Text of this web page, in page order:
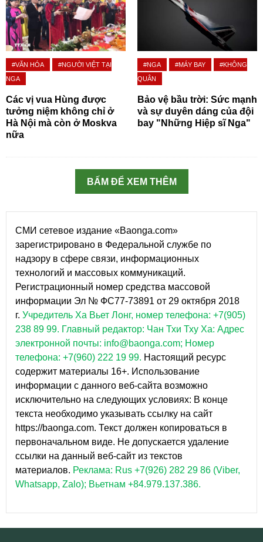
#VĂN HÓA
#NGƯỜI VIỆT TẠI
NGA
Các vị vua Hùng được
tưởng niệm không chỉ ở
Hà Nội mà còn ở Moskva
nữa
#NGA #MÁY BAY
#KHÔNG
QUÂN
Bảo vệ bầu trời: Sức mạnh
và sự duyên dáng của đội
bay "Những Hiệp sĩ Nga"
BẤM ĐỂ XEM THÊM
СМИ сетевое издание «Baonga.com»
зарегистрировано в Федеральной службе по
надзору в сфере связи, информационных
технологий и массовых коммуникаций.
Регистрационный номер средства массовой
информации Эл № ФС77-73891 от 29 октября 2018
г. Учредитель Ха Вьет Лонг, номер телефона: +7(905)
238 89 99. Главный редактор: Чан Тхи Тху Ха: Адрес
электронной почты: info@baonga.com; Номер
телефона: +7(960) 222 19 99. Настоящий ресурс
содержит материалы 16+. Использование
информации с данного веб-сайта возможно
исключительно на следующих условиях: В конце
текста необходимо указывать ссылку на сайт
https://baonga.com. Текст должен копироваться в
первоначальном виде. Не допускается удаление
ссылки на данный веб-сайт из текстов
материалов. Реклама: Rus +7(926) 282 29 86 (Viber,
Whatsapp, Zalo); Вьетнам +84.979.137.386.